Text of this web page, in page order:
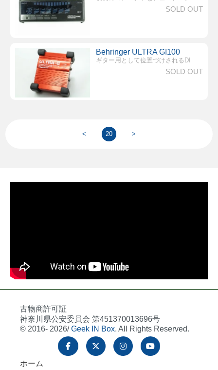
SOLD OUT
Behringer ULTRA GI100
ギター用として位置づけされるDI
SOLD OUT
< 20 >
古物商許可証
神奈川県公安委員会 第451370013696号
© 2016- 2026/Geek IN Box. All Rights Reserved.
ホーム